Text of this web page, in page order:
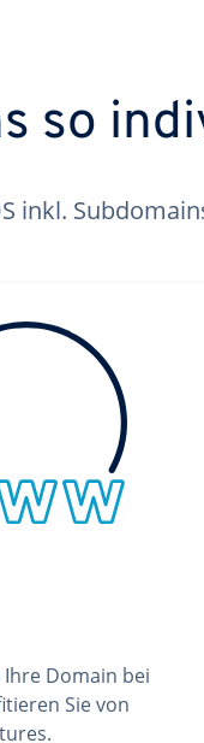
so
inkl.
Domain bei
Sie von